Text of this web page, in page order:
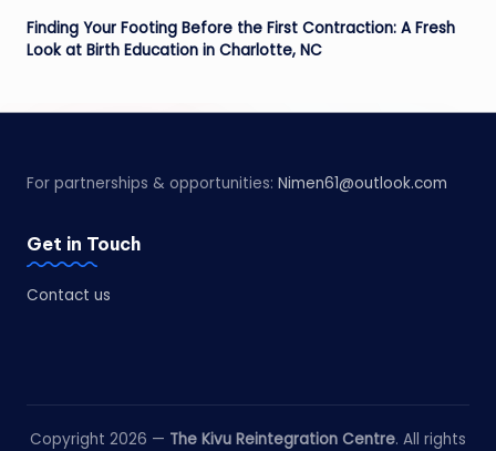
Finding Your Footing Before the First Contraction: A Fresh
Look at Birth Education in Charlotte, NC
For partnerships & opportunities: Nimen61@outlook.com
Get in Touch
Contact us
Copyright 2026 — The Kivu Reintegration Centre. All rights